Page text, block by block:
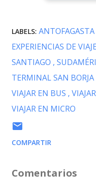
LABELS: ANTOFAGASTA
EXPERIENCIAS DE VIAJE
SANTIAGO
TERMINAL SAN BORJA
VIAJAR EN BUS
VIAJAR EN MICRO
COMPARTIR
Comentarios